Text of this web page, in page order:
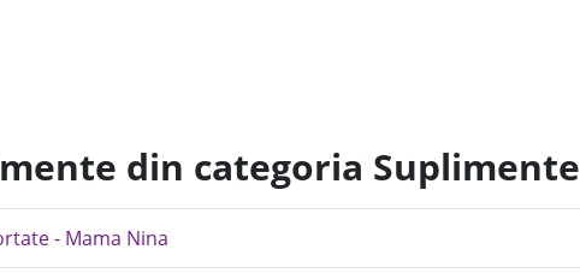
din categoria Suplimente
- Mama Nina